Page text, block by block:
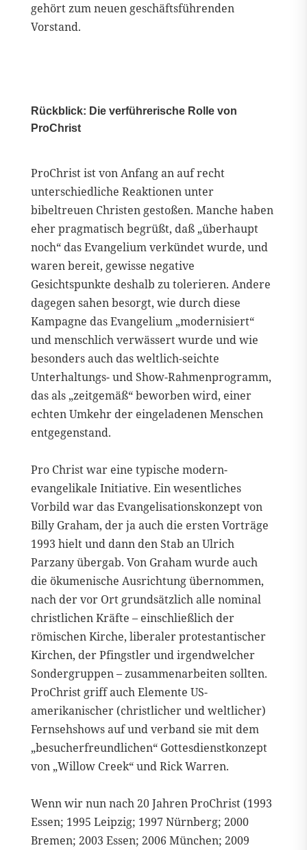
gehört zum neuen geschäftsführenden
Vorstand.
Rückblick: Die verführerische Rolle von
ProChrist
ProChrist ist von Anfang an auf recht
unterschiedliche Reaktionen unter
bibeltreuen Christen gestoßen. Manche haben
eher pragmatisch begrüßt, daß „überhaupt
noch“ das Evangelium verkündet wurde, und
waren bereit, gewisse negative
Gesichtspunkte deshalb zu tolerieren. Andere
dagegen sahen besorgt, wie durch diese
Kampagne das Evangelium „modernisiert“
und menschlich verwässert wurde und wie
besonders auch das weltlich-seichte
Unterhaltungs- und Show-Rahmenprogramm,
das als „zeitgemäß“ beworben wird, einer
echten Umkehr der eingeladenen Menschen
entgegenstand.
Pro Christ war eine typische modern-
evangelikale Initiative. Ein wesentliches
Vorbild war das Evangelisationskonzept von
Billy Graham, der ja auch die ersten Vorträge
1993 hielt und dann den Stab an Ulrich
Parzany übergab. Von Graham wurde auch
die ökumenische Ausrichtung übernommen,
nach der vor Ort grundsätzlich alle nominal
christlichen Kräfte – einschließlich der
römischen Kirche, liberaler protestantischer
Kirchen, der Pfingstler und irgendwelcher
Sondergruppen – zusammenarbeiten sollten.
ProChrist griff auch Elemente US-
amerikanischer (christlicher und weltlicher)
Fernsehshows auf und verband sie mit dem
„besucherfreundlichen“ Gottesdienstkonzept
von „Willow Creek“ und Rick Warren.
Wenn wir nun nach 20 Jahren ProChrist (1993
Essen; 1995 Leipzig; 1997 Nürnberg; 2000
Bremen; 2003 Essen; 2006 München; 2009